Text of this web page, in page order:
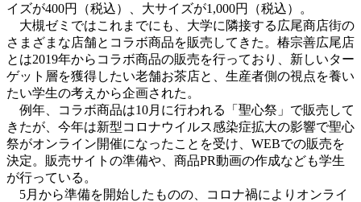
イズが400円（税込）、大サイズが1,000円（税込）。
大槻ゼミではこれまでにも、大学に隣接する広尾商店街の
さまざまな店舗とコラボ商品を販売してきた。椿宗善広尾店
とは2019年からコラボ商品の販売を行っており、新しいター
ゲット層を獲得したい老舗お茶店と、生産者側の視点を養い
たい学生の考えから企画された。
例年、コラボ商品は10月に行われる「聖心祭」で販売して
きたが、今年は新型コロナウイルス感染症拡大の影響で聖心
祭がオンライン開催になったことを受け、WEBでの販売を
決定。販売サイトの準備や、商品PR動画の作成なども学生
が行っている。
5月から準備を開始したものの、コロナ禍によりオンライ